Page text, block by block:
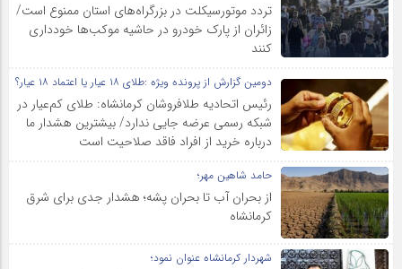
تردد موتورسیکلت در بزرگراه‌های استان ممنوع است/
زائران از پارک خودرو در حاشیه موکب‌ها خودداری
کنند
دومین گزارش از پرونده ویژه :طلای ۱۸ عیار یا اعتماد ۱۸ عیار؟
رئیس اتحادیه طلافروشان کرمانشاه: طلای کم‌عیار در
شبکه رسمی عرضه جایی ندارد/ بیشترین هشدار ما
درباره خرید از افراد فاقد صلاحیت است
حامد شاهین مهر؛
از بحران آب تا بحران پشه؛ هشدار جدی برای شرق
کرمانشاه
شهردار کرمانشاه عنوان نمود؛